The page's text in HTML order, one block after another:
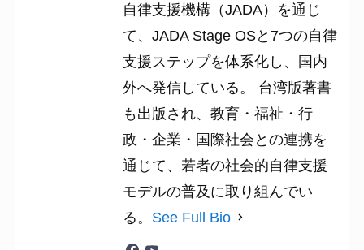
自律支援機構（JADA）を通じ
て、JADA Stage OSと7つの自律
支援ステップを体系化し、国内
外へ発信している。 台湾版著書
も出版され、教育・福祉・行
政・企業・国際社会との連携を
通じて、若者の社会的自律支援
モデルの普及に取り組んでい
る。 See Full Bio